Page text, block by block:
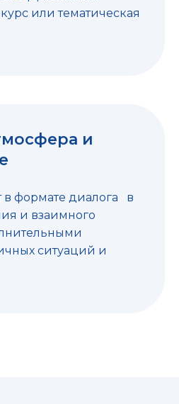
или тематическая
и
в формате диалога в
и взаимного
ситуаций и